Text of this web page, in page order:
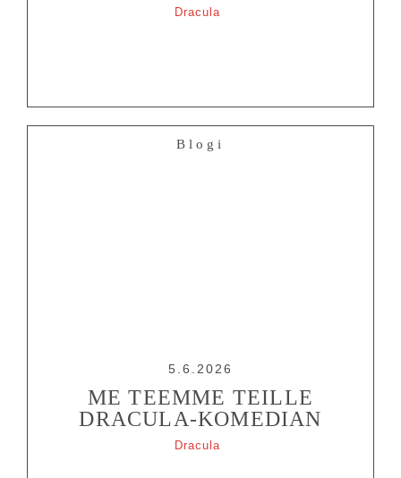
Dracula
Blogi
5.6.2026
ME TEEMME TEILLE
DRACULA-KOMEDIAN
Dracula